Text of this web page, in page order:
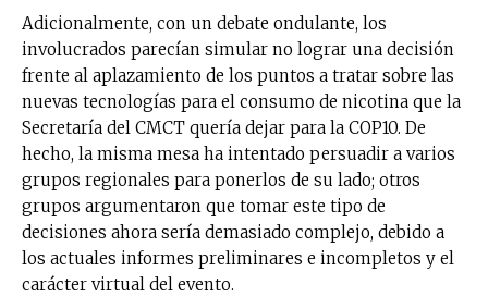
Subscribe to our daily clipping and
receive all the news of vaping and
tobacco harm reduction in your email.
SUBSCRIBIRSE
Adicionalmente, con un debate ondulante, los
involucrados parecían simular no lograr una decisión
frente al aplazamiento de los puntos a tratar sobre las
nuevas tecnologías para el consumo de nicotina que la
Secretaría del CMCT quería dejar para la COP10. De
hecho, la misma mesa ha intentado persuadir a varios
grupos regionales para ponerlos de su lado; otros
grupos argumentaron que tomar este tipo de
decisiones ahora sería demasiado complejo, debido a
los actuales informes preliminares e incompletos y el
carácter virtual del evento.